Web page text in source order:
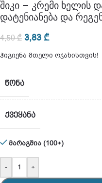
შიკი – კრემი ხელის
დატენიანება და
4,50₾ 3,83 ₾
ჰიგიენა მთელი ოჯახისთვის!
ᲬᲝᲜᲐ
ᲥᲕᲔᲧᲐᲜᲐ
მარაგშია (100+)
- +